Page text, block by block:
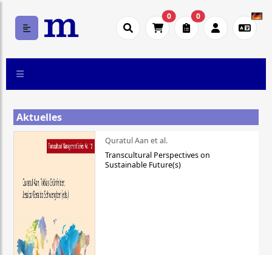
0 0
Aktuelles
Quratul Aan et al.
Transcultural Perspectives on
Sustainable Future(s)